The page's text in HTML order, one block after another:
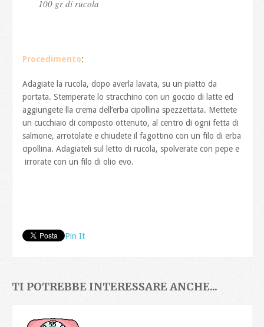
100 gr di rucola
Procedimento:
Adagiate la rucola, dopo averla lavata, su un piatto da
portata. Stemperate lo stracchino con un goccio di latte ed
aggiungete lla crema dell’erba cipollina spezzettata. Mettete
un cucchiaio di composto ottenuto, al centro di ogni fetta di
salmone, arrotolate e chiudete il fagottino con un filo di erba
cipollina. Adagiateli sul letto di rucola, spolverate con pepe e
irrorate con un filo di olio evo.
Pin It
TI POTREBBE INTERESSARE ANCHE...